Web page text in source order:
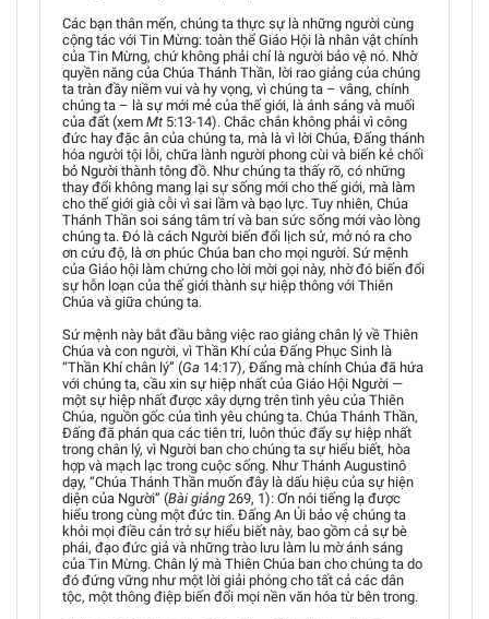
Các bạn thân mến, chúng ta thực sự là những người cùng
cộng tác với Tin Mừng: toàn thể Giáo Hội là nhân vật chính
của Tin Mừng, chứ không phải chỉ là người bảo vệ nó. Nhờ
quyền năng của Chúa Thánh Thần, lời rao giảng của chúng
ta tràn đầy niềm vui và hy vọng, vì chúng ta – vâng, chính
chúng ta – là sự mới mẻ của thế giới, là ánh sáng và muối
của đất (xem Mt 5:13-14). Chắc chắn không phải vì công
đức hay đặc ân của chúng ta, mà là vì lời Chúa, Đấng thánh
hóa người tội lỗi, chữa lành người phong cùi và biến kẻ chối
bỏ Người thành tông đồ. Như chúng ta thấy rõ, có những
thay đổi không mang lại sự sống mới cho thế giới, mà làm
cho thế giới già cỗi vì sai lầm và bạo lực. Tuy nhiên, Chúa
Thánh Thần soi sáng tâm trí và ban sức sống mới vào lòng
chúng ta. Đó là cách Người biến đổi lịch sử, mở nó ra cho
ơn cứu độ, là ơn phúc Chúa ban cho mọi người. Sứ mệnh
của Giáo hội làm chứng cho lời mời gọi này, nhờ đó biến đổi
sự hỗn loạn của thế giới thành sự hiệp thông với Thiên
Chúa và giữa chúng ta.
Sứ mệnh này bắt đầu bằng việc rao giảng chân lý về Thiên
Chúa và con người, vì Thần Khí của Đấng Phục Sinh là
“Thần Khí chân lý” (Ga 14:17), Đấng mà chính Chúa đã hứa
với chúng ta, cầu xin sự hiệp nhất của Giáo Hội Người —
một sự hiệp nhất được xây dựng trên tình yêu của Thiên
Chúa, nguồn gốc của tình yêu chúng ta. Chúa Thánh Thần,
Đấng đã phán qua các tiên tri, luôn thúc đẩy sự hiệp nhất
trong chân lý, vì Người ban cho chúng ta sự hiểu biết, hòa
hợp và mạch lạc trong cuộc sống. Như Thánh Augustinô
dạy, “Chúa Thánh Thần muốn đây là dấu hiệu của sự hiện
diện của Người” (Bài giảng 269, 1): Ơn nói tiếng lạ được
hiểu trong cùng một đức tin. Đấng An Ủi bảo vệ chúng ta
khỏi mọi điều cản trở sự hiểu biết này, bao gồm cả sự bè
phái, đạo đức giả và những trào lưu làm lu mờ ánh sáng
của Tin Mừng. Chân lý mà Thiên Chúa ban cho chúng ta do
đó đứng vững như một lời giải phóng cho tất cả các dân
tộc, một thông điệp biến đổi mọi nền văn hóa từ bên trong.